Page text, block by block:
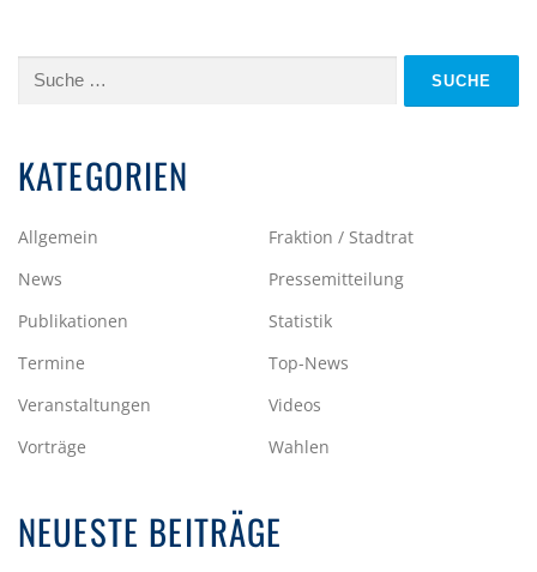
Suche
KATEGORIEN
Allgemein
Fraktion / Stadtrat
News
Pressemitteilung
Publikationen
Statistik
Termine
Top-News
Veranstaltungen
Videos
Vorträge
Wahlen
NEUESTE BEITRÄGE